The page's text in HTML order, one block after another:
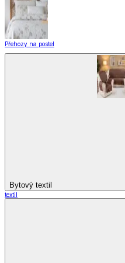
Přehozy na postel
Bytový textil
textil